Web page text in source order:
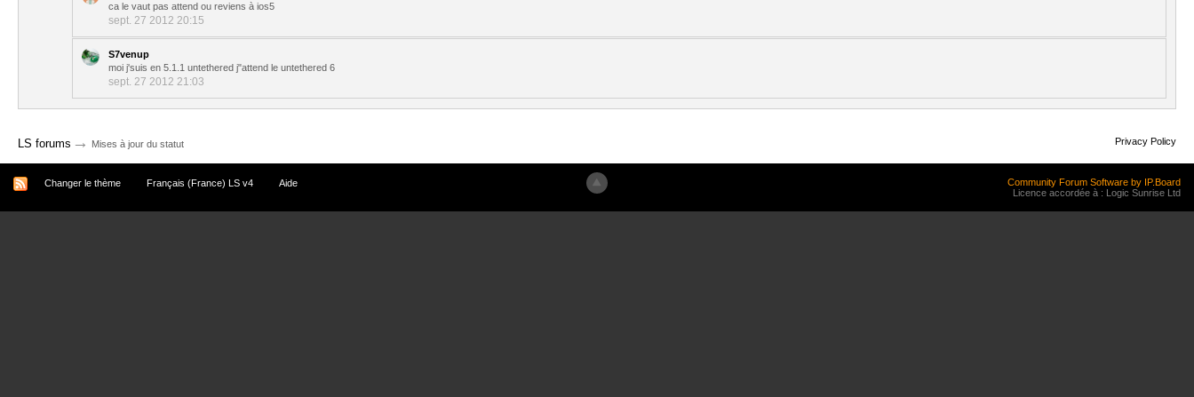
ca le vaut pas attend ou reviens à ios5
sept. 27 2012 20:15
S7venup
moi j'suis en 5.1.1 untethered j"attend le untethered 6
sept. 27 2012 21:03
LS forums → Mises à jour du statut Privacy Policy
Changer le thème Français (France) LS v4 Aide
Community Forum Software by IP.Board
Licence accordée à : Logic Sunrise Ltd